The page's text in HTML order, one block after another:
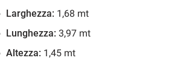
Larghezza: 1,68 mt
Lunghezza: 3,97 mt
Altezza: 1,45 mt